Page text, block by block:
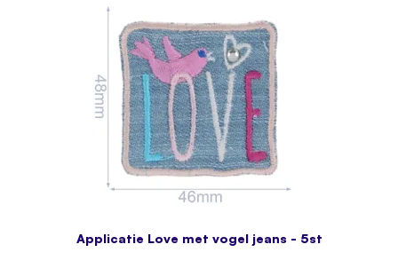
Applicatie Love met vogel jeans - 5st